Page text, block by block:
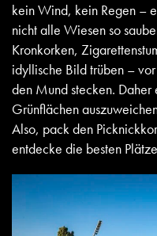
kein Wind, kein Regen –
nicht alle Wiesen so
Kronkorken,
idyllische Bild trüben –
den Mund stecken. Daher
Grünflächen
Also, pack den
entdecke die besten